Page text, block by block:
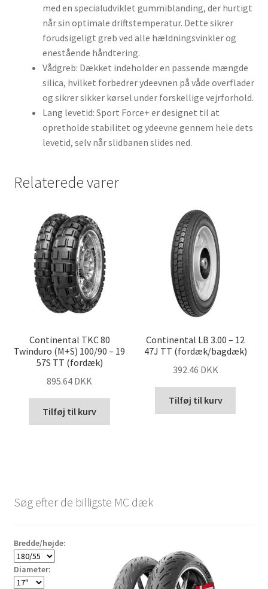
med en specialudviklet gummiblanding, der hurtigt
når sin optimale driftstemperatur. Dette sikrer
forudsigeligt greb ved alle hældningsvinkler og
enestående håndtering.
Vådgreb: Dækket indeholder en passende mængde
silica, hvilket forbedrer ydeevnen på våde overflader
og sikrer sikker kørsel under forskellige vejrforhold.
Lang levetid: Sport Force+ er designet til at
opretholde stabilitet og ydeevne gennem hele dets
levetid, selv når slidbanen slides ned.
Relaterede varer
Continental TKC 80
Twinduro (M+S) 100/90 – 19
57S TT (fordæk)
895.64 DKK
Tilføj til kurv
Continental LB 3.00 – 12
47J TT (fordæk/bagdæk)
392.46 DKK
Tilføj til kurv
Søg efter de billigste MC dæk
Bredde/højde:
Diameter: